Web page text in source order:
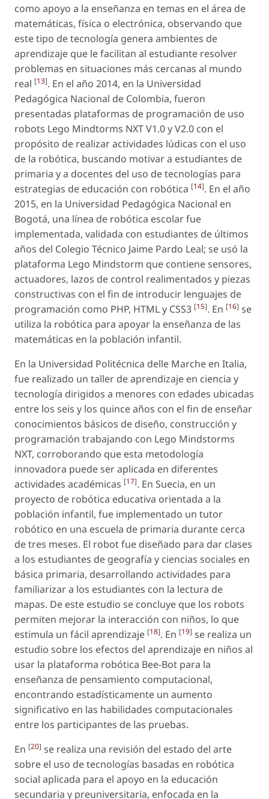
como apoyo a la enseñanza en temas en el área de
matemáticas, física o electrónica, observando que
este tipo de tecnología genera ambientes de
aprendizaje que le facilitan al estudiante resolver
problemas en situaciones más cercanas al mundo
real [13]. En el año 2014, en la Universidad
Pedagógica Nacional de Colombia, fueron
presentadas plataformas de programación de uso
robots Lego Mindtorms NXT V1.0 y V2.0 con el
propósito de realizar actividades lúdicas con el uso
de la robótica, buscando motivar a estudiantes de
primaria y a docentes del uso de tecnologías para
estrategias de educación con robótica [14]. En el año
2015, en la Universidad Pedagógica Nacional en
Bogotá, una línea de robótica escolar fue
implementada, validada con estudiantes de últimos
años del Colegio Técnico Jaime Pardo Leal; se usó la
plataforma Lego Mindstorm que contiene sensores,
actuadores, lazos de control realimentados y piezas
constructivas con el fin de introducir lenguajes de
programación como PHP, HTML y CSS3 [15]. En [16] se
utiliza la robótica para apoyar la enseñanza de las
matemáticas en la población infantil.
En la Universidad Politécnica delle Marche en Italia,
fue realizado un taller de aprendizaje en ciencia y
tecnología dirigidos a menores con edades ubicadas
entre los seis y los quince años con el fin de enseñar
conocimientos básicos de diseño, construcción y
programación trabajando con Lego Mindstorms
NXT, corroborando que esta metodología
innovadora puede ser aplicada en diferentes
actividades académicas [17]. En Suecia, en un
proyecto de robótica educativa orientada a la
población infantil, fue implementado un tutor
robótico en una escuela de primaria durante cerca
de tres meses. El robot fue diseñado para dar clases
a los estudiantes de geografía y ciencias sociales en
básica primaria, desarrollando actividades para
familiarizar a los estudiantes con la lectura de
mapas. De este estudio se concluye que los robots
permiten mejorar la interacción con niños, lo que
estimula un fácil aprendizaje [18]. En [19] se realiza un
estudio sobre los efectos del aprendizaje en niños al
usar la plataforma robótica Bee-Bot para la
enseñanza de pensamiento computacional,
encontrando estadísticamente un aumento
significativo en las habilidades computacionales
entre los participantes de las pruebas.
En [20] se realiza una revisión del estado del arte
sobre el uso de tecnologías basadas en robótica
social aplicada para el apoyo en la educación
secundaria y preuniversitaria, enfocada en la